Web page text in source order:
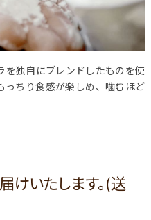
を独自にブレンドしたものを使
っちり食感が楽しめ、噛むほど
けいたします。(送